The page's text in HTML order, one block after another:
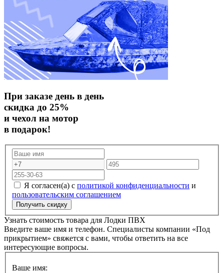
При заказе день в день
скидка до 25%
и чехол на мотор
в подарок!
Я согласен(а) с политикой конфиденциальности и
пользовательским соглашением
Узнать стоимость товара для Лодки ПВХ
Введите ваше имя и телефон. Специалисты компании «Под
прикрытием» свяжется с вами, чтобы ответить на все
интересующие вопросы.
Ваше имя: